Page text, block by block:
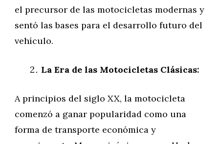
el precursor de las motocicletas modernas y
sentó las bases para el desarrollo futuro del
vehículo.
La Era de las Motocicletas Clásicas:
A principios del siglo XX, la motocicleta
comenzó a ganar popularidad como una
forma de transporte económica y